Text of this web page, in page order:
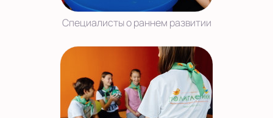
Специалисты о раннем развитии